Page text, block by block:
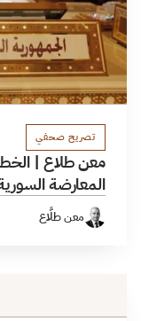
تصريح صحفي
معن طلاع |
المعارضة
معن طلَّاع